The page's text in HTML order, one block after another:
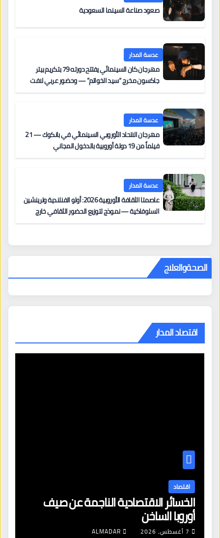
صعود صناعة السينما السعودية
عدسة المدار
مهرجان كان السينمائي يفتتح دورته 79 بتكريم بيتر
جاكسون مخرج “سيد الخواتم” — وحضور عربي لافت
عدسة المدار
مهرجان الاتحاد الأوروبي السينمائي في بانكوك — 21
فيلماً من 19 دولة أوروبية بالدخول المجاني
عدسة المدار
عاصمتا الثقافة الأوروبية 2026: أولو الفنلندية وترينشين
السلوفاكية — نموذج لتوزيع الحضور الثقافي خارج
الصحةوالعلاج
اقتصاد المدار
اقتصاد
الخسائر الاقتصادية الناجمة عن صيف
أوروبا الساخن
7 أغسطس، 2026 ALMADAR